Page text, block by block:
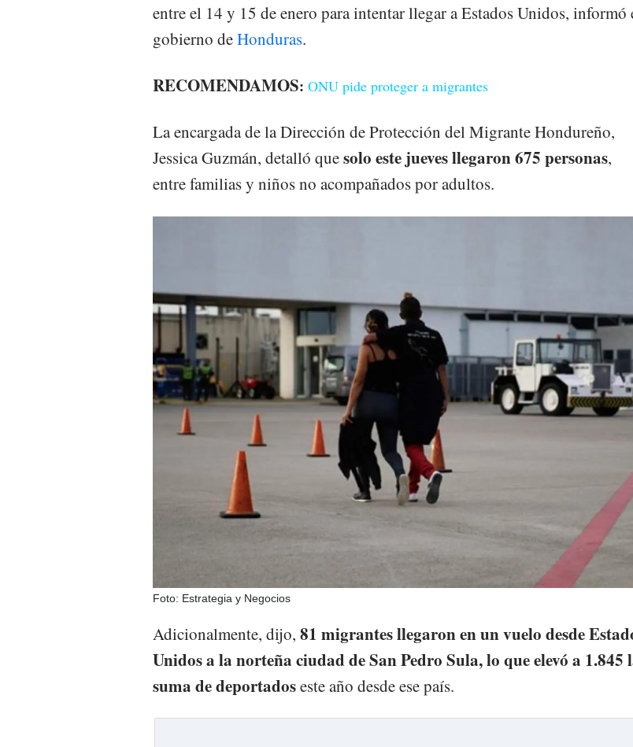
entre el 14 y 15 de enero para intentar llegar a Estados Unidos, informó
gobierno deHonduras.
RECOMENDAMOS: ONU pide proteger a migrantes
La encargada de la Dirección de Protección del Migrante Hondureño,
Jessica Guzmán, detalló quesolo este jueves llegaron 675 personas,
entre familias y niños no acompañados por adultos.
Foto: Estrategia y Negocios
Adicionalmente, dijo, 81 migrantes llegaron en un vuelo desde
Unidos a la norteña ciudad de San Pedro Sula, lo que elevó a 1.845
suma de deportadoseste año desde ese país.